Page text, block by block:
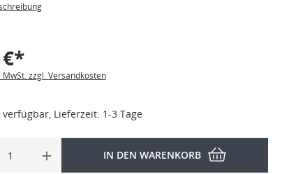
MwSt. zzgl. Versandkosten
verfügbar, Lieferzeit: 1-3 Tage
IN DEN WARENKORB